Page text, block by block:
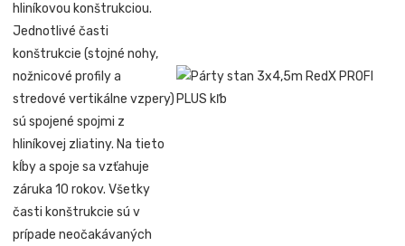
hliníkovou konštrukciou.
Jednotlivé časti
konštrukcie (stojné nohy,
nožnicové profily a
stredové vertikálne vzpery)
sú spojené spojmi z
hliníkovej zliatiny. Na tieto
kĺby a spoje sa vzťahuje
záruka 10 rokov. Všetky
časti konštrukcie sú v
prípade neočakávaných